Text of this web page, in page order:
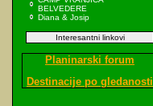
BELVEDERE
Diana & Josip
Interesantni linkovi
Planinarski forum
Destinacije po gledanosti